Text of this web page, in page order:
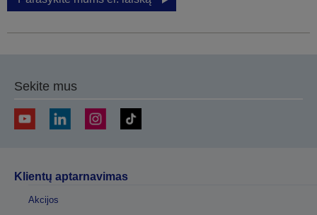
Sekite mus
Klientų aptarnavimas
Akcijos